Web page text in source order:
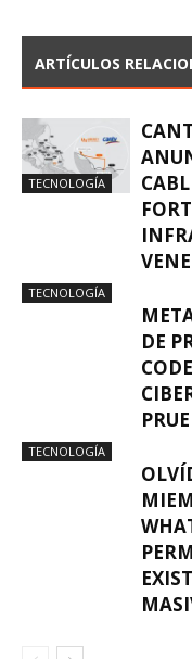
ARTÍCULOS
TECNOLOGÍA
TECNOLOGÍA
DE
TECNOLOGÍA